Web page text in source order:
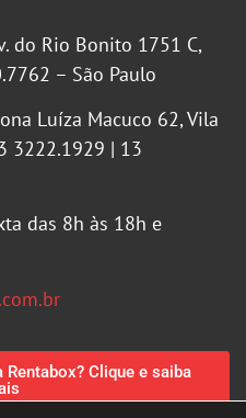
do Rio Bonito 1751 C,
– São Paulo
Luíza Macuco 62, Vila
3222.1929 | 13
das 8h às 18h e
Clique e saiba